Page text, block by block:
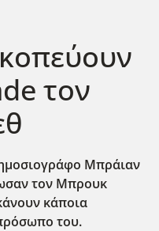
τον
Μπράιαν
τον Μπρουκ
κάποια
του.